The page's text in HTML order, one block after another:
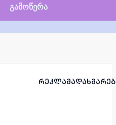
გამოწერა
რეკლამა